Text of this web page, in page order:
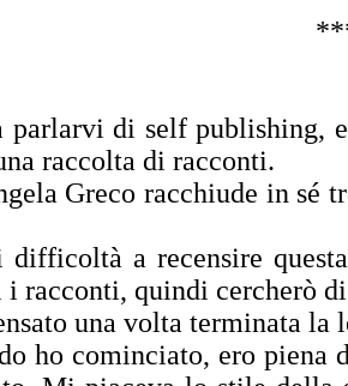
parlarvi di self publishing,
raccolta di racconti.
Greco racchiude in sé
a recensire
i racconti, quindi cercherò
una volta terminata la
ho cominciato, ero piena